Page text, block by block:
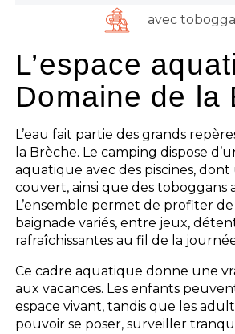
avec
L’espace
Domaine de la
L’eau fait partie des grands
la Brèche. Le camping dispose
aquatique avec des piscines, dont
couvert, ainsi que des toboggans
L’ensemble permet de profiter
baignade variés, entre jeux,
rafraîchissantes au fil de la
Ce cadre aquatique donne une
aux vacances. Les enfants
espace vivant, tandis que les
pouvoir se poser, surveiller